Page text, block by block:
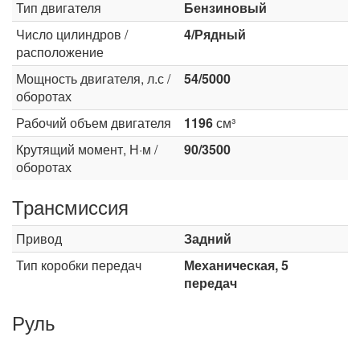
Тип двигателя
Бензиновый
Число цилиндров /
расположение
4/Рядный
Мощность двигателя, л.с /
оборотах
54/5000
Рабочий объем двигателя 1196см³
Крутящий момент, Н·м /
оборотах
90/3500
Трансмиссия
Привод
Задний
Тип коробки передач
Механическая, 5
передач
Руль